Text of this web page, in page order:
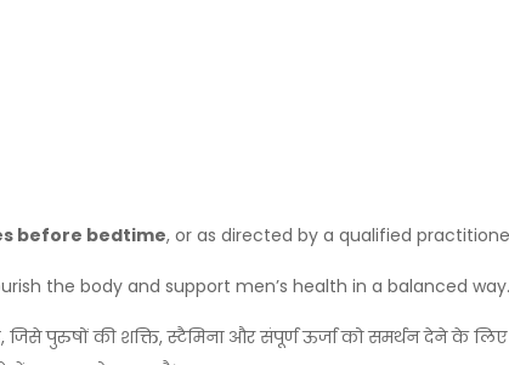
before bedtime, or as directed by a qualified
the body and support men’s health in a balanced way.
जिसे पुरुषों की शक्ति, स्टैमिना और संपूर्ण ऊर्जा को समर्थन देने के